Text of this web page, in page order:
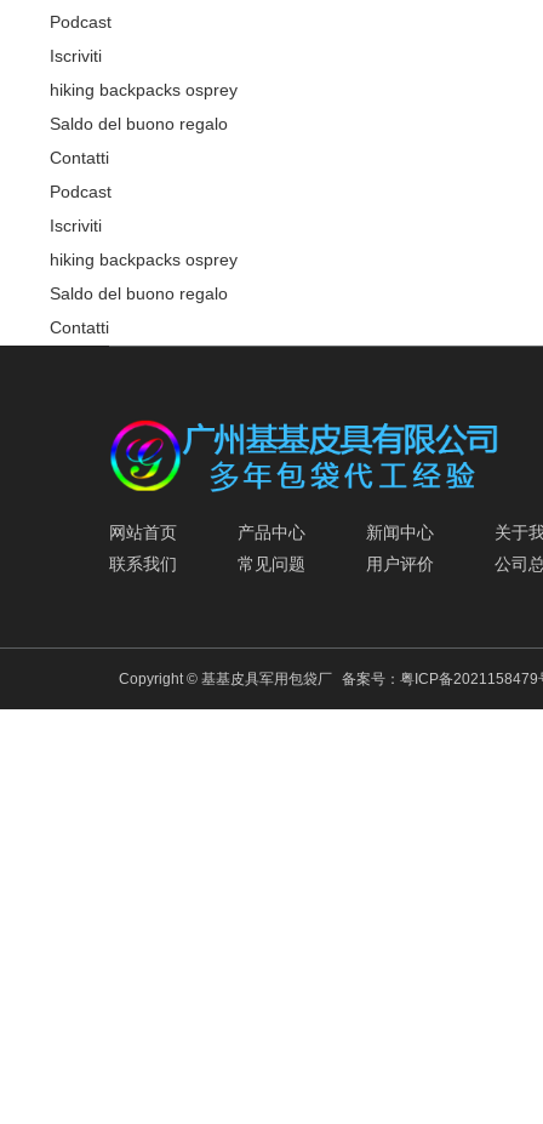
Podcast
Iscriviti
hiking backpacks osprey
Saldo del buono regalo
Contatti
Podcast
Iscriviti
hiking backpacks osprey
Saldo del buono regalo
Contatti
网站首页 产品中心 新闻中心
关于
联系我们
常见问题 用户评价 公司
Copyright © 基基皮具军用包袋厂 备案号： 粤ICP备2021158479